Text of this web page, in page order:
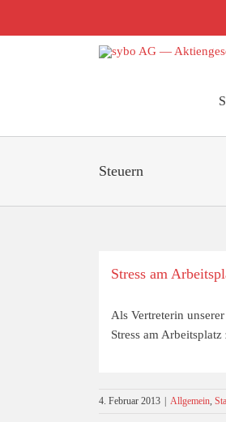
Steuern
Stress am
Als Vertreterin
Stress am Arbeitsplatz
4. Februar 2013 Allgemein,